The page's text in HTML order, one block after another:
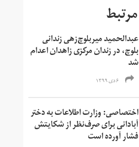
مرتبط
عبدالحمید میربلوچ‌زهی زندانی
بلوچ، در زندان مرکزی زاهدان اعدام
شد
۶ دی ۱۳۹۹
اختصاصی: وزارت اطلاعات به دختر
آبادانی برای صرف‌نظر از شکایتش
فشار آورده است